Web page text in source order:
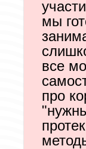
мы
все
про